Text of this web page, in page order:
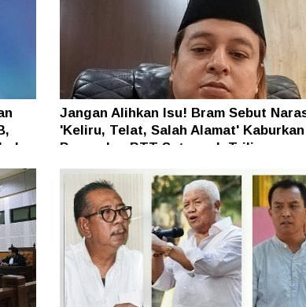
dan
Jangan Alihkan Isu! Bram Sebut
'Keliru, Telat, Salah Alamat' Kaburkan
Persoalan BTT Setengah Triliun